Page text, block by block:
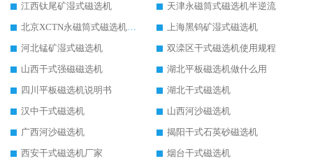
江西钛尾矿湿式磁选机
天津永磁筒式磁选机半逆流
北京XCTN永磁筒式磁选机磁块位置
上海黑钨矿湿式磁选机
河北锰矿湿式磁选机
双滦区干式磁选机使用规程
山西干式强磁磁选机
湖北平板磁选机做什么用
四川平板磁选机说明书
湖北干式磁选机
汉中干式磁选机
山西河沙磁选机
广西河沙磁选机
揭阳干式石英砂磁选机
西安干式磁选机厂家
烟台干式磁选机